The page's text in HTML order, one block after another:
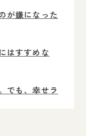
が嫌になった
はすすめな
でも、幸せラ